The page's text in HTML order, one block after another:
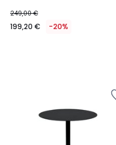
€
au
réduction
appliquée.
249,00 €
199,20 € -20%